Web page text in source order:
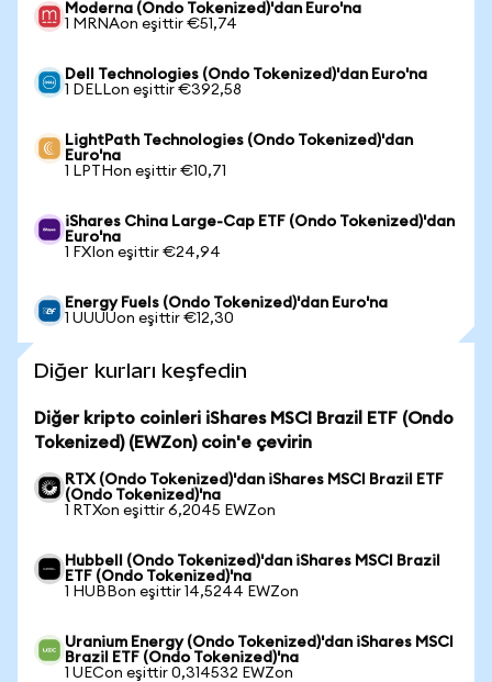
Moderna (Ondo Tokenized)'dan Euro'na
1 MRNAon eşittir €51,74
Dell Technologies (Ondo Tokenized)'dan Euro'na
1 DELLon eşittir €392,58
LightPath Technologies (Ondo Tokenized)'dan
Euro'na
1 LPTHon eşittir €10,71
iShares China Large-Cap ETF (Ondo Tokenized)'dan
Euro'na
1 FXIon eşittir €24,94
Energy Fuels (Ondo Tokenized)'dan Euro'na
1 UUUUon eşittir €12,30
Diğer kurları keşfedin
Diğer kripto coinleri iShares MSCI Brazil ETF (Ondo
Tokenized) (EWZon) coin'e çevirin
RTX (Ondo Tokenized)'dan iShares MSCI Brazil ETF
(Ondo Tokenized)'na
1 RTXon eşittir 6,2045 EWZon
Hubbell (Ondo Tokenized)'dan iShares MSCI Brazil
ETF (Ondo Tokenized)'na
1 HUBBon eşittir 14,5244 EWZon
Uranium Energy (Ondo Tokenized)'dan iShares MSCI
Brazil ETF (Ondo Tokenized)'na
1 UECon eşittir 0,314532 EWZon